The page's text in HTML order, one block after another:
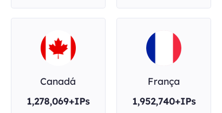
Canadá
1,278,069+IPs
França
1,952,740+IPs